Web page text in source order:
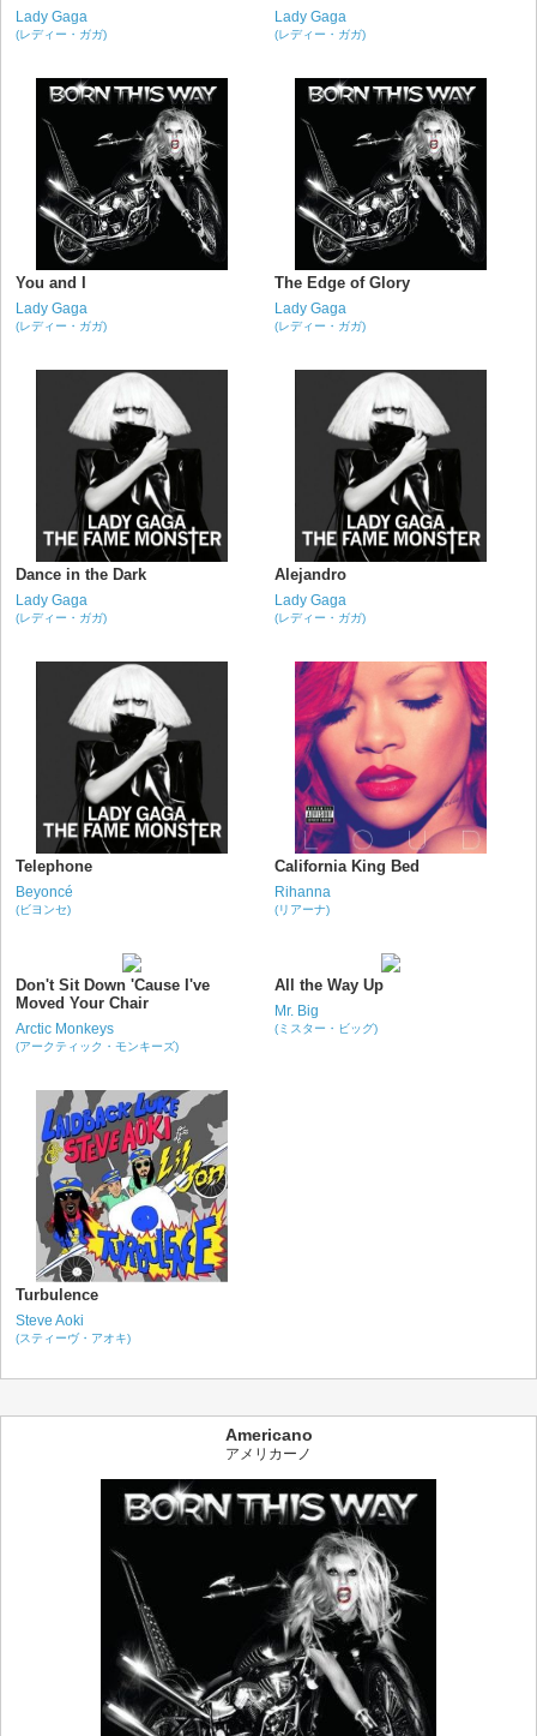
Lady Gaga
(レディー・ガガ)
Lady Gaga
(レディー・ガガ)
You and I
Lady Gaga
(レディー・ガガ)
The Edge of Glory
Lady Gaga
(レディー・ガガ)
Dance in the Dark
Lady Gaga
(レディー・ガガ)
Alejandro
Lady Gaga
(レディー・ガガ)
Telephone
Beyoncé
(ビヨンセ)
California King Bed
Rihanna
(リアーナ)
Don't Sit Down 'Cause I've
Moved Your Chair
Arctic Monkeys
(アークティック・モンキーズ)
All the Way Up
Mr. Big
(ミスター・ビッグ)
Turbulence
Steve Aoki
(スティーヴ・アオキ)
Americano
アメリカーノ